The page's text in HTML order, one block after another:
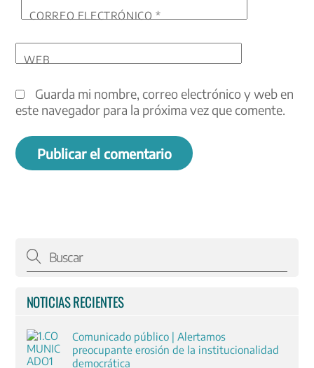
CORREO ELECTRÓNICO*
WEB
Guarda mi nombre, correo electrónico y web en
este navegador para la próxima vez que comente.
NOTICIAS RECIENTES
Comunicado público | Alertamos
preocupante erosión de la institucionalidad
democrática